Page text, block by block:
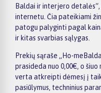
Baldai ir interjero
internetu. Čia pateikiami
patogu palyginti pagal
ir kitas svarbias sąlygas.
Prekių sąraše „Ho-
prasideda nuo 0,00€, o
verta atkreipti dėmesį į
pasiūlymus, techninius